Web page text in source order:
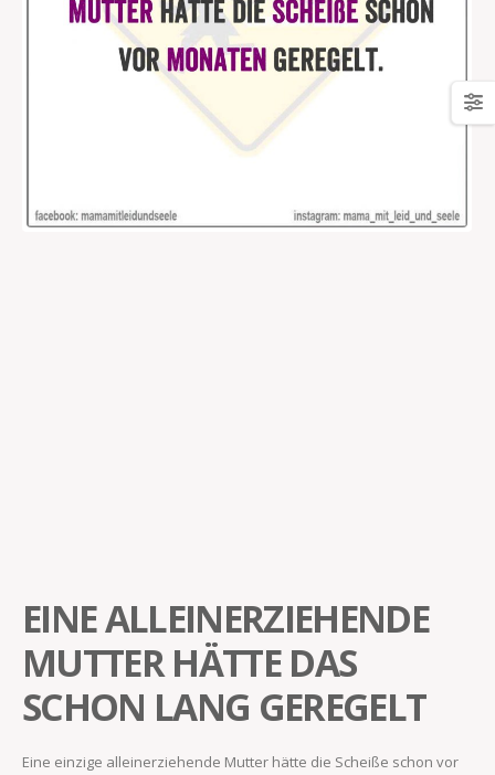
EINE ALLEINERZIEHENDE
MUTTER HÄTTE DAS
SCHON LANG GEREGELT
Eine einzige alleinerziehende Mutter hätte die Scheiße schon vor